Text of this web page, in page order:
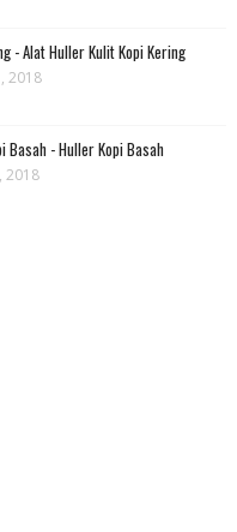
- Alat Huller Kulit Kopi Kering
2018
Basah - Huller Kopi Basah
2018